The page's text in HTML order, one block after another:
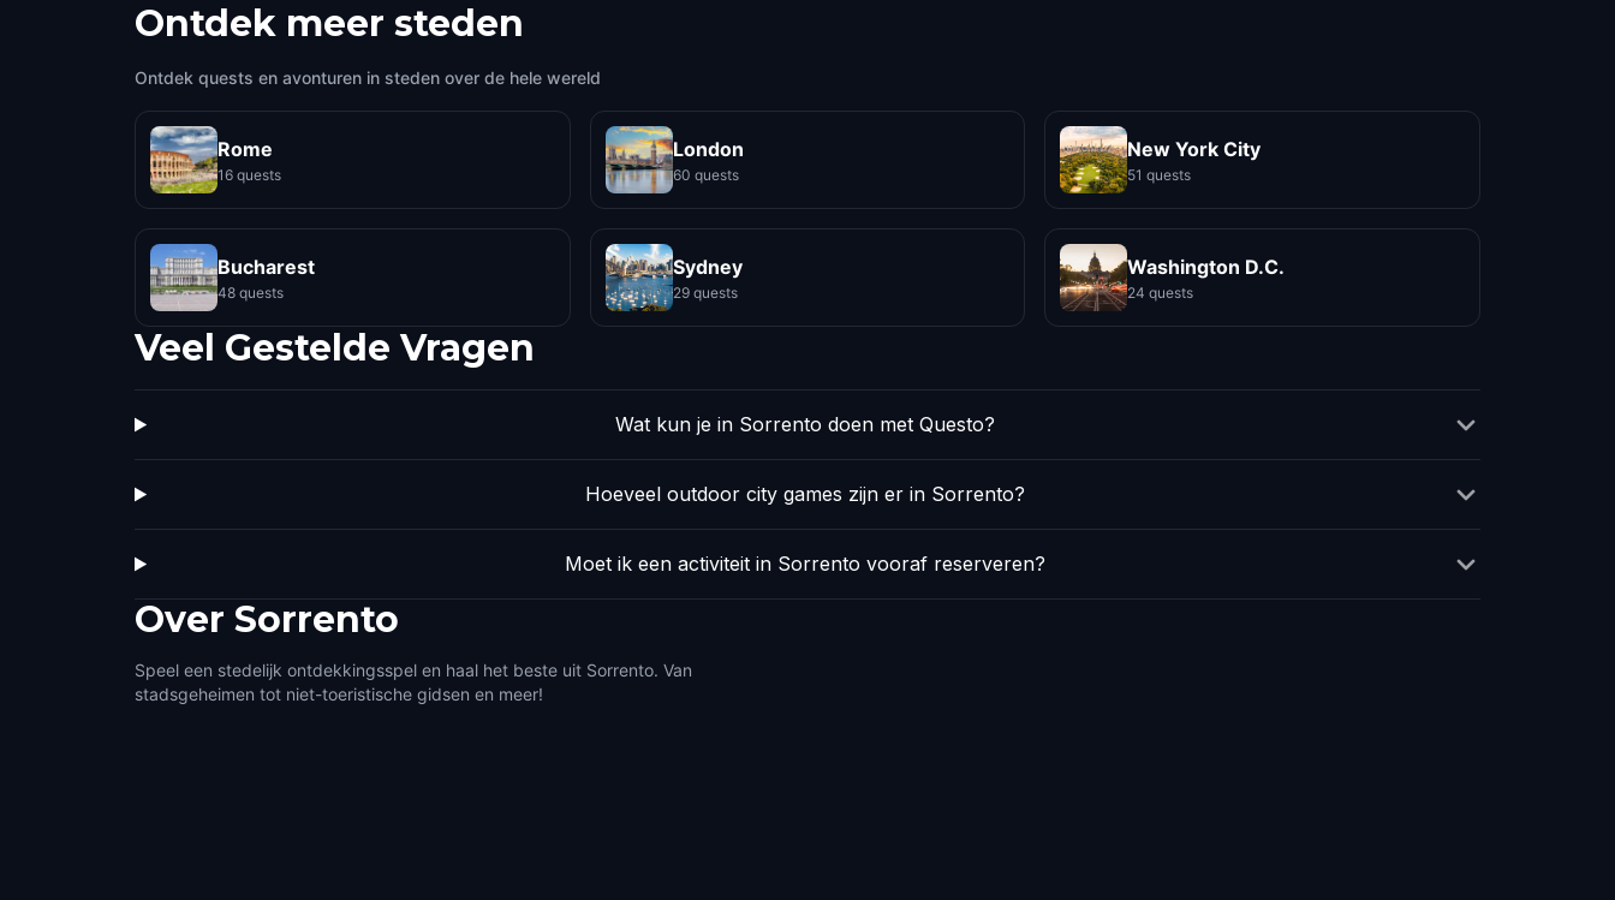
Ontdek meer steden
Ontdek quests en avonturen in steden over de hele wereld
Rome
16 quests
London
60 quests
New York City
51 quests
Bucharest
48 quests
Sydney
29 quests
Washington D.C.
24 quests
Veel Gestelde Vragen
Wat kun je in Sorrento doen met Questo?
Hoeveel outdoor city games zijn er in Sorrento?
Moet ik een activiteit in Sorrento vooraf reserveren?
Over Sorrento
Speel een stedelijk ontdekkingsspel en haal het beste uit Sorrento. Van
stadsgeheimen tot niet-toeristische gidsen en meer!